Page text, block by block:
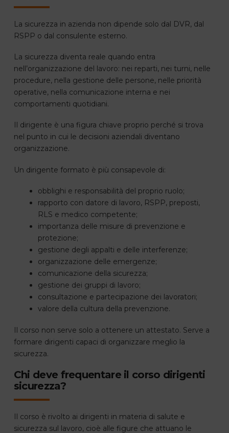
La sicurezza in azienda non dipende solo dal DVR, dal
RSPP o dal consulente esterno.
La sicurezza diventa reale quando entra
nell’organizzazione del lavoro: nei reparti, nei turni, nelle
procedure, nella gestione delle persone, nelle priorità
operative, nella comunicazione interna e nei
comportamenti quotidiani.
Il dirigente è una figura chiave proprio perché si trova
nel punto in cui le decisioni aziendali diventano
organizzazione.
Un dirigente formato è più consapevole di:
obblighi e responsabilità del proprio ruolo;
rapporto con datore di lavoro, RSPP, preposti,
RLS e medico competente;
importanza delle misure di prevenzione e
protezione;
gestione degli appalti e delle interferenze;
organizzazione delle emergenze;
comunicazione della sicurezza;
gestione dei gruppi di lavoro;
consultazione e partecipazione dei lavoratori;
valore della cultura della prevenzione.
Il corso non serve solo a ottenere un attestato. Serve a
formare dirigenti capaci di organizzare meglio la
sicurezza.
Chi deve frequentare il corso dirigenti
sicurezza?
Il corso è rivolto ai dirigenti in materia di salute e
sicurezza sul lavoro, cioè alle figure che attuano le